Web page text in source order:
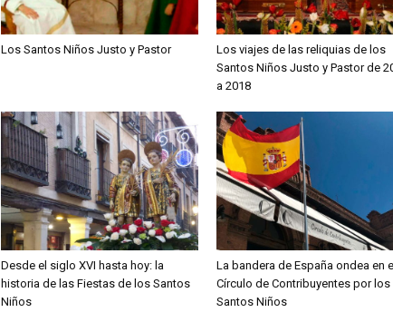
Los Santos Niños Justo y Pastor
Los viajes de las reliquias de los
Santos Niños Justo y Pastor de
a 2018
Desde el siglo XVI hasta hoy: la
historia de las Fiestas de los Santos
Niños
La bandera de España ondea en el
Círculo de Contribuyentes por los
Santos Niños